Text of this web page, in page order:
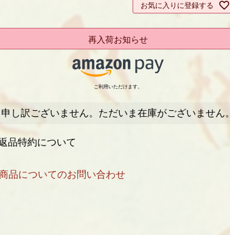
お気に入りに登録する
再入荷お知らせ
ご利用いただけます。
申し訳ございません。ただいま在庫がございません。
品特約について
品についてのお問い合わせ